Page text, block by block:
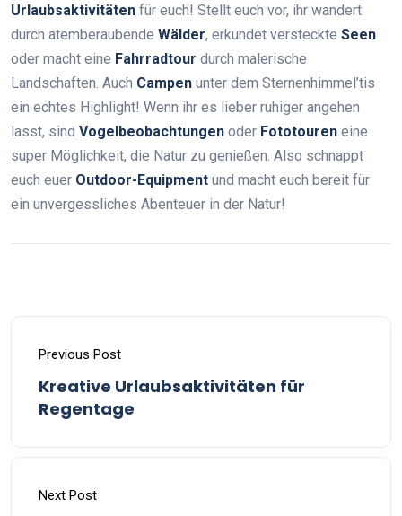
Urlaubsaktivitäten für euch! Stellt euch vor, ihr wandert
durch atemberaubende Wälder, erkundet versteckte Seen
oder macht eine Fahrradtour durch malerische
Landschaften. Auch Campen unter dem Sternenhimmel’tis
ein echtes Highlight! Wenn ihr es lieber ruhiger angehen
lasst, sind Vogelbeobachtungen oder Fototouren eine
super Möglichkeit, die Natur zu genießen. Also schnappt
euch euer Outdoor-Equipment und macht euch bereit für
ein unvergessliches Abenteuer in der Natur!
Previous Post
Kreative Urlaubsaktivitäten für
Regentage
Next Post